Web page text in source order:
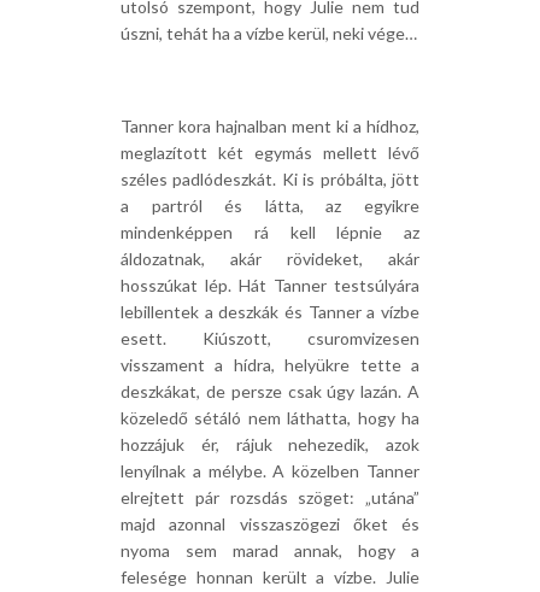
utolsó szempont, hogy Julie nem tud
úszni, tehát ha a vízbe kerül, neki vége…
Tanner kora hajnalban ment ki a hídhoz,
meglazított két egymás mellett lévő
széles padlódeszkát. Ki is próbálta, jött
a partról és látta, az egyikre
mindenképpen rá kell lépnie az
áldozatnak, akár rövideket, akár
hosszúkat lép. Hát Tanner testsúlyára
lebillentek a deszkák és Tanner a vízbe
esett. Kiúszott, csuromvizesen
visszament a hídra, helyükre tette a
deszkákat, de persze csak úgy lazán. A
közeledő sétáló nem láthatta, hogy ha
hozzájuk ér, rájuk nehezedik, azok
lenyílnak a mélybe. A közelben Tanner
elrejtett pár rozsdás szöget: „utána”
majd azonnal visszaszögezi őket és
nyoma sem marad annak, hogy a
felesége honnan került a vízbe. Julie